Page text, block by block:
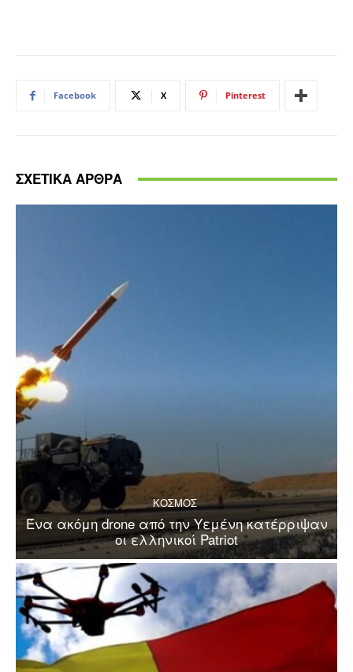
Facebook X Pinterest
ΣΧΕΤΙΚΑ ΑΡΘΡΑ
ΚΟΣΜΟΣ
Ένα ακόμη drone από την Υεμένη κατέρριψαν
οι ελληνικοί Patriot